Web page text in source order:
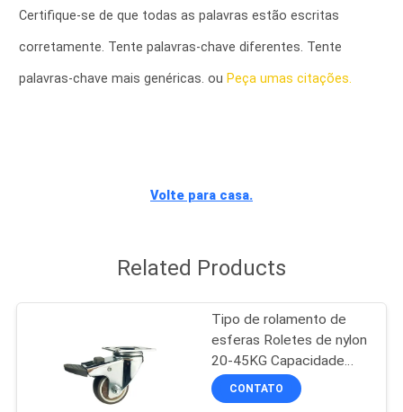
DA
FÁBRICA
PEÇA
CITAÇÕES
Certifique-se de que todas as palavras estão escritas
corretamente. Tente palavras-chave diferentes. Tente
palavras-chave mais genéricas. ou Peça umas citações.
Volte para casa.
Related Products
Tipo de rolamento de
esferas Roletes de nylon
20-45KG Capacidade
Material de roda PA
adequado para
CONTATO